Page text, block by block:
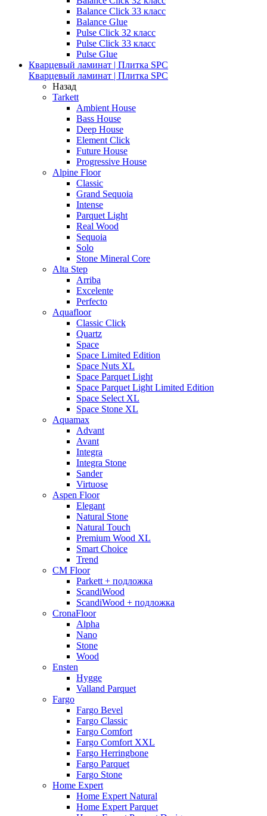
Balance Click 33 класс
Balance Glue
Pulse Click 32 класс
Pulse Click 33 класс
Pulse Glue
Кварцевый ламинат | Плитка SPC
Кварцевый ламинат | Плитка SPC
Назад
Tarkett
Ambient House
Bass House
Deep House
Element Click
Future House
Progressive House
Alpine Floor
Classic
Grand Sequoia
Intense
Parquet Light
Real Wood
Sequoia
Solo
Stone Mineral Core
Alta Step
Arriba
Excelente
Perfecto
Aquafloor
Classic Click
Quartz
Space
Space Limited Edition
Space Nuts XL
Space Parquet Light
Space Parquet Light Limited Edition
Space Select XL
Space Stone XL
Aquamax
Advant
Avant
Integra
Integra Stone
Sander
Virtuose
Aspen Floor
Elegant
Natural Stone
Natural Touch
Premium Wood XL
Smart Choice
Trend
CM Floor
Parkett + подложка
ScandiWood
ScandiWood + подложка
CronaFloor
Alpha
Nano
Stone
Wood
Ensten
Hygge
Valland Parquet
Fargo
Fargo Bevel
Fargo Classic
Fargo Comfort
Fargo Comfort XXL
Fargo Herringbone
Fargo Parquet
Fargo Stone
Home Expert
Home Expert Natural
Home Expert Parquet